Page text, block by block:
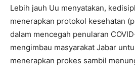
Lebih jauh Uu menyatakan,
menerapkan protokol kesehatan
dalam mencegah penularan
mengimbau masyarakat Jabar
menerapkan prokes sambil